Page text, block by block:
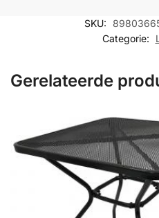
SKU:
Categorie:
Gerelateerde